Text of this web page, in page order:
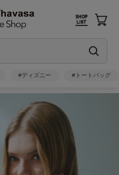
#ディズニー #トートバッグ